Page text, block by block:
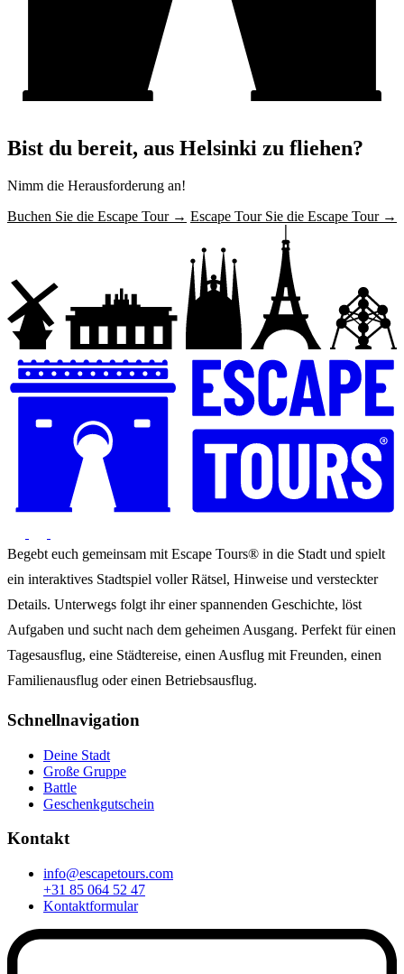
Bist du bereit, aus Helsinki zu fliehen?
Nimm die Herausforderung an!
Buchen Sie die Escape Tour → Escape Tour Sie die Escape Tour →
Begebt euch gemeinsam mit Escape Tours® in die Stadt und spielt
ein interaktives Stadtspiel voller Rätsel, Hinweise und versteckter
Details. Unterwegs folgt ihr einer spannenden Geschichte, löst
Aufgaben und sucht nach dem geheimen Ausgang. Perfekt für einen
Tagesausflug, eine Städtereise, einen Ausflug mit Freunden, einen
Familienausflug oder einen Betriebsausflug.
Schnellnavigation
Deine Stadt
Große Gruppe
Battle
Geschenkgutschein
Kontakt
info@escapetours.com
+31 85 064 52 47
Kontaktformular